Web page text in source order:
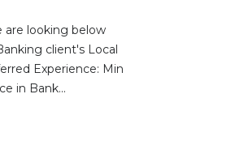
are looking below
client's Local
Experience: Min
in Bank...